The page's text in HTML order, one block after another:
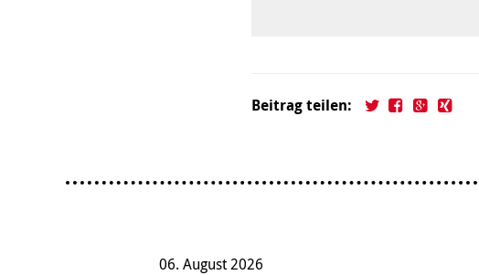
Beitrag teilen:
06. August 2026